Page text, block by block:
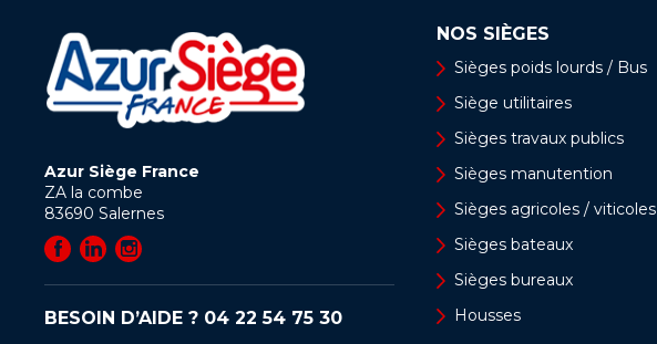
Azur Siège France
ZA la combe
83690 Salernes
BESOIN D’AIDE ? 04 22 54 75 30
NOS SIÈGES
Sièges poids lourds / Bus
Siège utilitaires
Sièges travaux publics
Sièges manutention
Sièges agricoles / viticoles
Sièges bateaux
Sièges bureaux
Housses